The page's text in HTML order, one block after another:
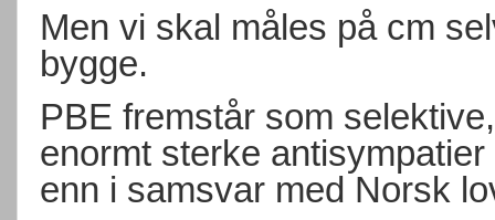
Men vi skal måles på cm
bygge.
PBE fremstår som
enormt sterke
enn i samsvar med Norsk